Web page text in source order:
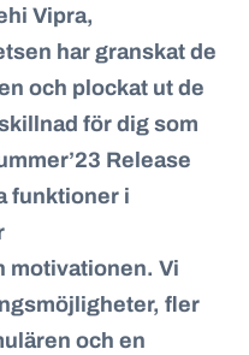
Vipra,
har granskat de
och plockat ut de
för dig som
Release
funktioner i
motivationen. Vi
fler
och en